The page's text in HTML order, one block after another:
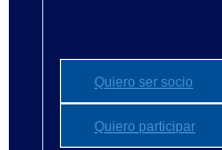
Quiero ser socio
Quiero participar